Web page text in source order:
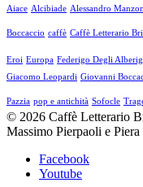
Aiace Alcibiade Alessandro
Boccaccio caffè Caffè Letterario
Eroi Europa Federigo Degli
Giacomo Leopardi Giovanni
Pazzia pop e antichità Sofocle
© 2026 Caffè Letterario
Massimo Pierpaoli e Piera
Facebook
Youtube